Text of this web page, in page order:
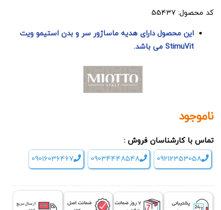
کد محصول: 55437
این محصول دارای هدیه ماساژور سر و بدن استیمو ویت
StimuVit می باشد.
ناموجود
تماس با کارشناسان فروش :
09212353058
09034448548
09016036467